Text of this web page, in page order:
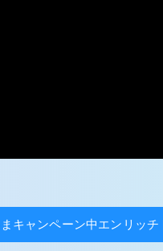
キャンペーン中エンリッチ